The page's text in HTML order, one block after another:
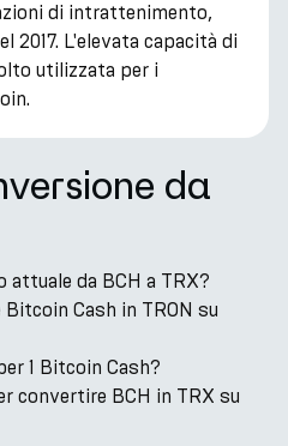
di intrattenimento,
2017. L'elevata capacità di
utilizzata per i
da
attuale da BCH a TRX?
Cash in TRON su
1 Bitcoin Cash?
convertire BCH in TRX su